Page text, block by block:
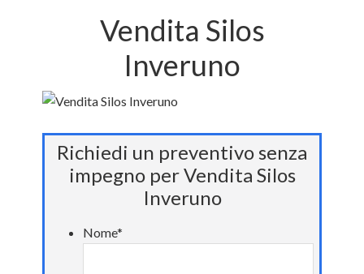
Vendita Silos
Inveruno
Richiedi un preventivo senza
impegno per Vendita Silos
Inveruno
Nome*